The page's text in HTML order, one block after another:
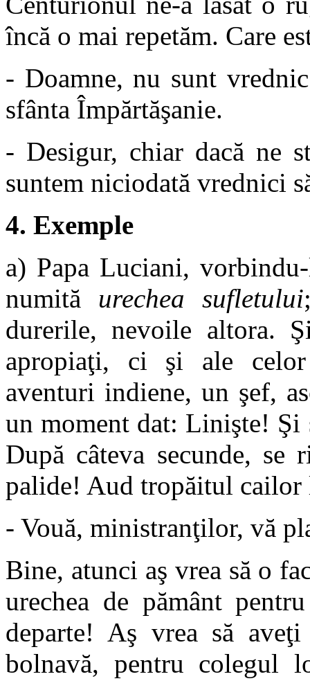
încă o mai repetăm. Care
- Doamne, nu sunt
sfânta Împărtăşanie.
- Desigur, chiar dacă ne
suntem niciodată vrednici
4. Exemple
a) Papa Luciani,
numită urechea sufletului
durerile, nevoile altora.
apropiaţi, ci şi ale
aventuri indiene, un şef,
un moment dat: Linişte! Şi
După câteva secunde, se
palide! Aud tropăitul
- Vouă, ministranţilor, vă
Bine, atunci aş vrea să o
urechea de pământ
departe! Aş vrea să
bolnavă, pentru